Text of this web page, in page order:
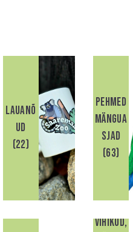
Lauanõ
ud
(22)
Pehmed
mängua
sjad
(63)
vihikud,
SEARCH